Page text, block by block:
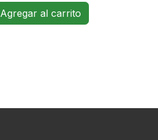
Agregar al carrito